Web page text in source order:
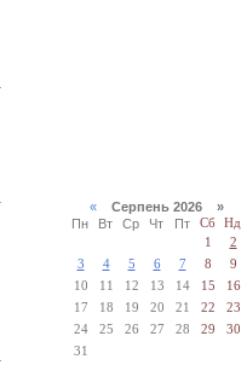
«Серпень 2026 »
Пн
Вт Ср Чт Пт Сб
Нд
1
2
3
4 5 6 7 8
9
10
11 12 13 14 15
16
17
18 19 20 21 22
23
24
25 26 27 28 29
30
31